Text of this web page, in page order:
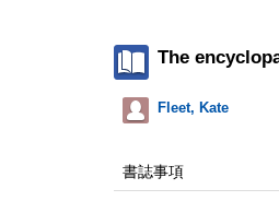
The
Fleet, Kate
書誌事項